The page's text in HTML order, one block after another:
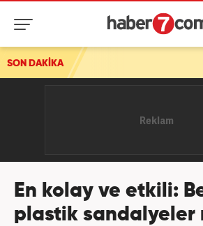
SON DAKİKA
En kolay ve etkili:
plastik sandalyeler